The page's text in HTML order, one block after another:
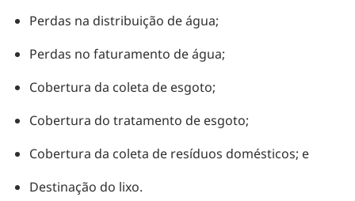
Perdas na distribuição de água;
Perdas no faturamento de água;
Cobertura da coleta de esgoto;
Cobertura do tratamento de esgoto;
Cobertura da coleta de resíduos domésticos; e
Destinação do lixo.